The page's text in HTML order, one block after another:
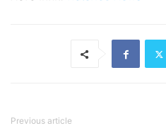
Previous article